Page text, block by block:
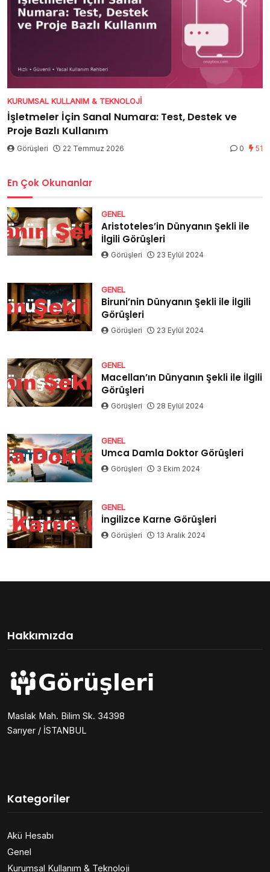
KURUMSAL KULLANIM & TEKNOLOJI
İşletmeler İçin Sanal Numara: Test, Destek ve
Proje Bazlı Kullanım
Görüşleri 22 Temmuz 2026 0 51
En Çok Okunanlar
GENEL
Aristoteles’in Dünyanın Şekli ile
İlgili Görüşleri
Görüşleri 23 Eylül 2024
GENEL
Biruni’nin Dünyanın Şekli ile İlgili
Görüşleri
Görüşleri 23 Eylül 2024
GENEL
Macellan’ın Dünyanın Şekli ile İlgili
Görüşleri
Görüşleri 28 Eylül 2024
GENEL
Umca Damla Doktor Görüşleri
Görüşleri 3 Ekim 2024
GENEL
İngilizce Karne Görüşleri
Görüşleri 13 Aralık 2024
Hakkımızda
Maslak Mah. Bilim Sk. 34398
Sarıyer / İSTANBUL
Kategoriler
Akü Hesabı
Genel
Kurumsal Kullanım & Teknoloji